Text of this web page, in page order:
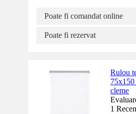
Poate fi comandat online
Poate fi rezervat
Rulou
cleme
1